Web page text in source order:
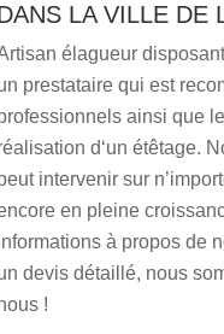
LA VILLE DE
élagueur
prestataire qui est
ainsi que
d‘un étêtage.
intervenir sur
en pleine
à propos de
devis détaillé, nous
!